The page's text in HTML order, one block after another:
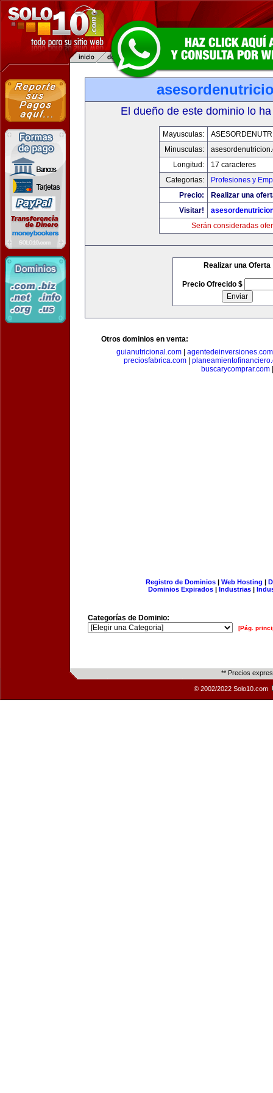
El dueño de este dominio lo
Mayusculas:
Minusculas:
Longitud:
17 caracteres
Categorias:
Profesiones y
Precio:
Realizar una
Visitar!
Serán consideradas
Realizar una Oferta
Precio Ofrecido $
Otros dominios en venta:
guianutricional.com
agentedeinversiones.com
preciosfabrica.com|
buscarycomprar.com|
Registro de Dominios| Web Hosting |
Dominios Expirados | Industrias |
Categorías de Dominio:
[Pág.
** Precios
© 2002/2022 Solo10.com